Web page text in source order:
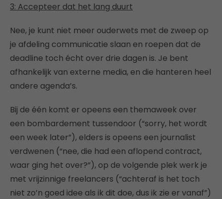
3: Accepteer dat het lang duurt
Nee, je kunt niet meer ouderwets met de zweep op
je afdeling communicatie slaan en roepen dat de
deadline toch écht over drie dagen is. Je bent
afhankelijk van externe media, en die hanteren heel
andere agenda’s.
Bij de één komt er opeens een themaweek over
een bombardement tussendoor (“sorry, het wordt
een week later”), elders is opeens een journalist
verdwenen (“nee, die had een aflopend contract,
waar ging het over?”), op de volgende plek werk je
met vrijzinnige freelancers (“achteraf is het toch
niet zo’n goed idee als ik dit doe, dus ik zie er vanaf”)